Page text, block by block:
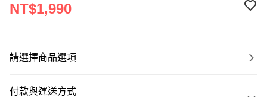
NT$1,990
請選擇商品選項
付款與運送方式